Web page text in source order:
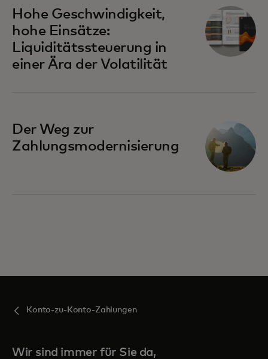
Hohe Geschwindigkeit,
hohe Einsätze:
Liquiditätssteuerung in
einer Ära der Volatilität
Der Weg zur
Zahlungsmodernisierung
Konto-zu-Konto-Zahlungen
Wir sind immer für Sie da,